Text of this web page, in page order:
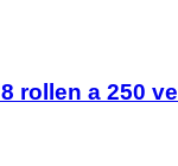
rollen a 250